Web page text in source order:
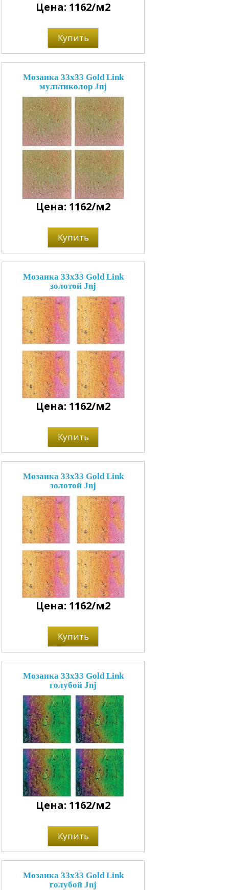
Цена: 1162/м2
Купить
Мозаика 33x33 Gold Link
мультиколор Jnj
Цена: 1162/м2
Купить
Мозаика 33x33 Gold Link
золотой Jnj
Цена: 1162/м2
Купить
Мозаика 33x33 Gold Link
золотой Jnj
Цена: 1162/м2
Купить
Мозаика 33x33 Gold Link
голубой Jnj
Цена: 1162/м2
Купить
Мозаика 33x33 Gold Link
голубой Jnj